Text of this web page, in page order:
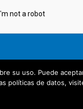
su uso. Puede
políticas de datos,